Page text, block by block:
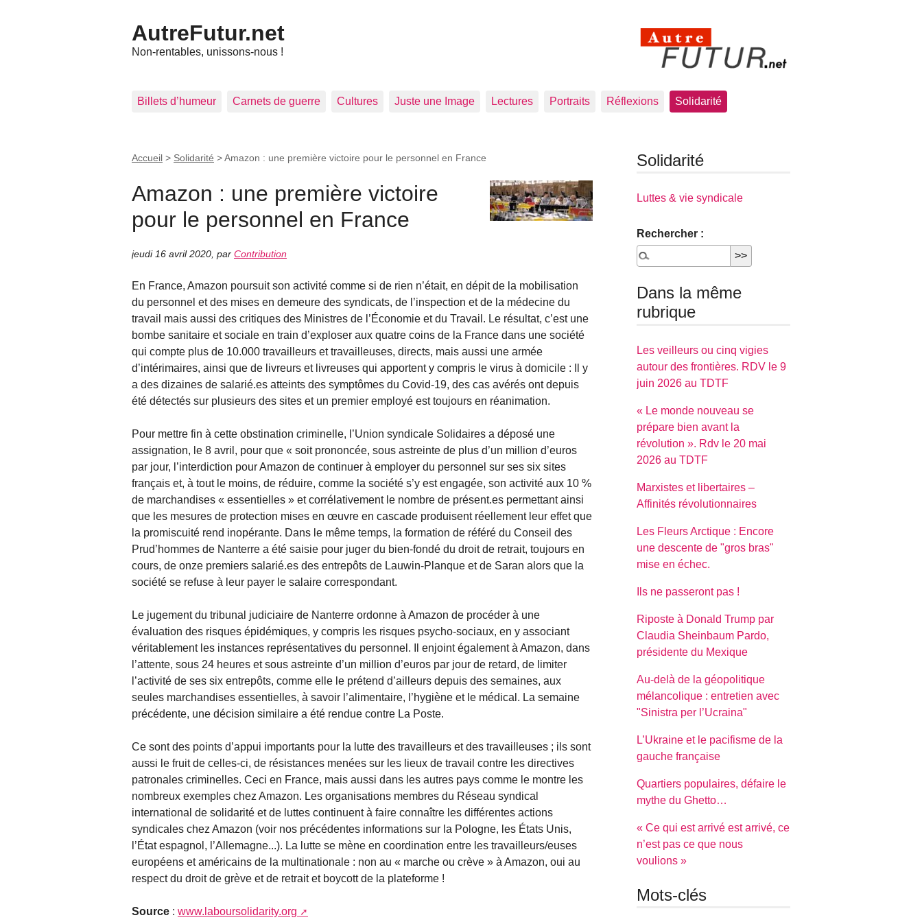
AutreFutur.net
Non-rentables, unissons-nous !
Billets d’humeur Carnets de guerre Cultures Juste une Image Lectures Portraits Réflexions Solidarité
Accueil > Solidarité >Amazon : une première victoire pour le personnel en France
Amazon : une première victoire
pour le personnel en France
jeudi 16 avril 2020 par Contribution
En France, Amazon poursuit son activité comme si de rien n’était, en dépit de la mobilisation
du personnel et des mises en demeure des syndicats, de l’inspection et de la médecine du
travail mais aussi des critiques des Ministres de l’Économie et du Travail. Le résultat, c’est une
bombe sanitaire et sociale en train d’exploser aux quatre coins de la France dans une société
qui compte plus de 10.000 travailleurs et travailleuses, directs, mais aussi une armée
d’intérimaires, ainsi que de livreurs et livreuses qui apportent y compris le virus à domicile : Il y
a des dizaines de salarié.es atteints des symptômes du Covid-19, des cas avérés ont depuis
été détectés sur plusieurs des sites et un premier employé est toujours en réanimation.
Pour mettre fin à cette obstination criminelle, l’Union syndicale Solidaires a déposé une
assignation, le 8 avril, pour que « soit prononcée, sous astreinte de plus d’un million d’euros
par jour, l’interdiction pour Amazon de continuer à employer du personnel sur ses six sites
français et, à tout le moins, de réduire, comme la société s’y est engagée, son activité aux 10 %
de marchandises « essentielles » et corrélativement le nombre de présent.es permettant ainsi
que les mesures de protection mises en œuvre en cascade produisent réellement leur effet que
la promiscuité rend inopérante. Dans le même temps, la formation de référé du Conseil des
Prud’hommes de Nanterre a été saisie pour juger du bien-fondé du droit de retrait, toujours en
cours, de onze premiers salarié.es des entrepôts de Lauwin-Planque et de Saran alors que la
société se refuse à leur payer le salaire correspondant.
Le jugement du tribunal judiciaire de Nanterre ordonne à Amazon de procéder à une
évaluation des risques épidémiques, y compris les risques psycho-sociaux, en y associant
véritablement les instances représentatives du personnel. Il enjoint également à Amazon, dans
l’attente, sous 24 heures et sous astreinte d’un million d’euros par jour de retard, de limiter
l’activité de ses six entrepôts, comme elle le prétend d’ailleurs depuis des semaines, aux
seules marchandises essentielles, à savoir l’alimentaire, l’hygiène et le médical. La semaine
précédente, une décision similaire a été rendue contre La Poste.
Ce sont des points d’appui importants pour la lutte des travailleurs et des travailleuses ; ils sont
aussi le fruit de celles-ci, de résistances menées sur les lieux de travail contre les directives
patronales criminelles. Ceci en France, mais aussi dans les autres pays comme le montre les
nombreux exemples chez Amazon. Les organisations membres du Réseau syndical
international de solidarité et de luttes continuent à faire connaître les différentes actions
syndicales chez Amazon (voir nos précédentes informations sur la Pologne, les États Unis,
l’État espagnol, l’Allemagne...). La lutte se mène en coordination entre les travailleurs/euses
européens et américains de la multinationale : non au « marche ou crève » à Amazon, oui au
respect du droit de grève et de retrait et boycott de la plateforme !
Source : www.laboursolidarity.org
Solidarité
Luttes & vie syndicale
Rechercher :
Dans la même
rubrique
Les veilleurs ou cinq vigies
autour des frontières. RDV le 9
juin 2026 au TDTF
« Le monde nouveau se
prépare bien avant la
révolution ». Rdv le 20 mai
2026 au TDTF
Marxistes et libertaires –
Affinités révolutionnaires
Les Fleurs Arctique : Encore
une descente de "gros bras"
mise en échec.
Ils ne passeront pas !
Riposte à Donald Trump par
Claudia Sheinbaum Pardo,
présidente du Mexique
Au-delà de la géopolitique
mélancolique : entretien avec
"Sinistra per l’Ucraina"
L’Ukraine et le pacifisme de la
gauche française
Quartiers populaires, défaire le
mythe du Ghetto…
« Ce qui est arrivé est arrivé, ce
n’est pas ce que nous
voulions »
Mots-clés